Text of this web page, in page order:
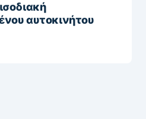
αυτοκινήτου